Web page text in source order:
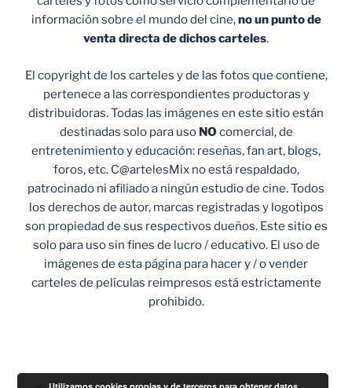
información sobre el mundo del cine,no un punto de
venta directa de dichos carteles.
El copyright de los carteles y de las fotos que contiene,
pertenece a las correspondientes productoras y
distribuidoras. Todas las imágenes en este sitio están
destinadas solo para uso NO comercial, de
entretenimiento y educación: reseñas, fan art, blogs,
foros, etc. C@artelesMix no está respaldado,
patrocinado ni afiliado a ningún estudio de cine. Todos
los derechos de autor, marcas registradas y logotipos
son propiedad de sus respectivos dueños. Este sitio es
solo para uso sin fines de lucro / educativo. El uso de
imágenes de esta página para hacer y / o vender
carteles de películas reimpresos está estrictamente
prohibido.